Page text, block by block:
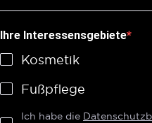
Ihre Interessensgebiete
Kosmetik
Fußpflege
Ich habe die